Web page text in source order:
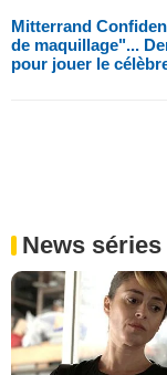
Mitterrand
de maquillage"...
pour jouer le
News séries